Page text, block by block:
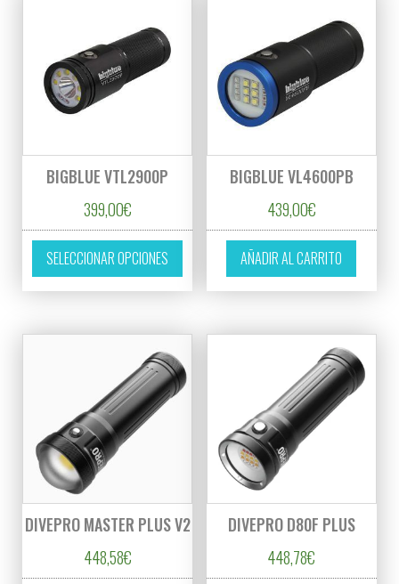
BIGBLUE VTL2900P
399,00€
SELECCIONAR OPCIONES
Este producto tiene múltiples variantes.
BIGBLUE VL4600PB
439,00€
AÑADIR AL CARRITO
DIVEPRO MASTER PLUS V2
448,58€
DIVEPRO D80F PLUS
448,78€